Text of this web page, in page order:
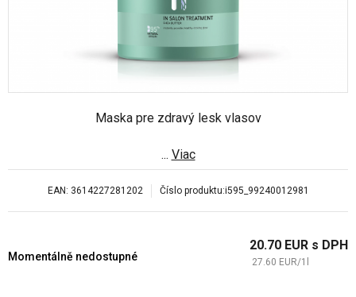
Maska pre zdravý lesk vlasov
... Viac
EAN: 3614227281202 Číslo produktu:i595_99240012981
Momentálně nedostupné
20.70 EUR s DPH
27.60 EUR/1